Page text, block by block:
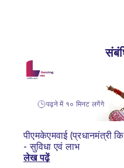
पढ़ने में १० मिनट लगेंगे
पीएमकेएमवाई (प्रधानमंत्री
- सुविधा एवं लाभ
लेख पढ़ें